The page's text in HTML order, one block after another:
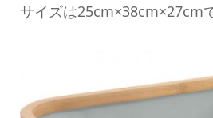
サイズは25cm×38cm×27cm